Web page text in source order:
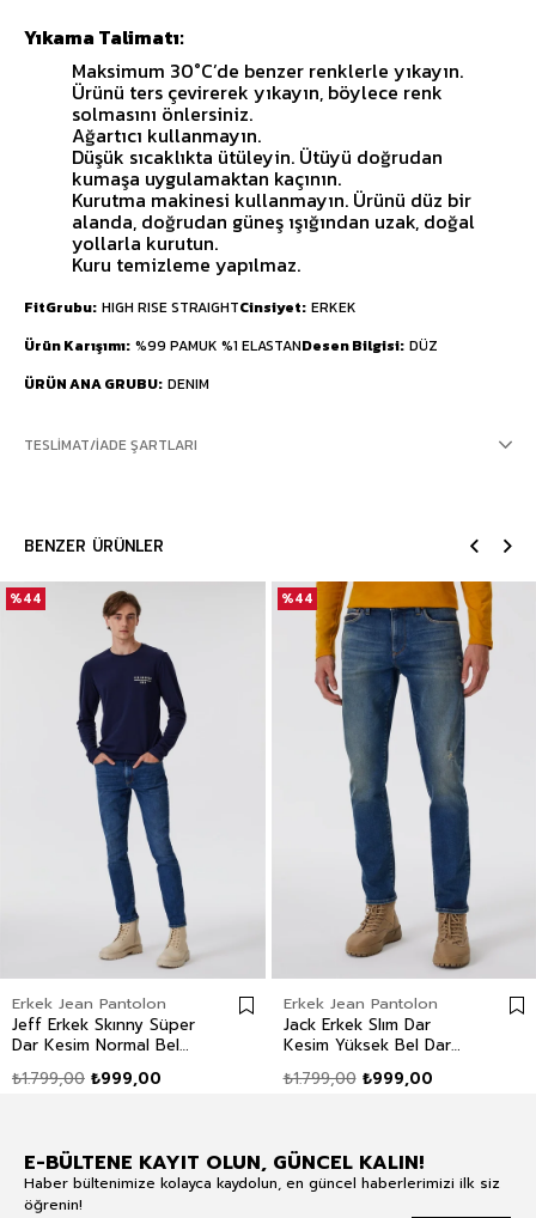
Yıkama Talimatı:
Maksimum 30°C’de benzer renklerle yıkayın.
Ürünü ters çevirerek yıkayın, böylece renk
solmasını önlersiniz.
Ağartıcı kullanmayın.
Düşük sıcaklıkta ütüleyin. Ütüyü doğrudan
kumaşa uygulamaktan kaçının.
Kurutma makinesi kullanmayın. Ürünü düz bir
alanda, doğrudan güneş ışığından uzak, doğal
yollarla kurutun.
Kuru temizleme yapılmaz.
FitGrubu HIGH RISE STRAIGHTCinsiyet ERKEK
Ürün Karışımı %99 PAMUK %1 ELASTANDesen Bilgisi DÜZ
ÜRÜN ANA GRUBU DENIM
TESLIMAT/İADE ŞARTLARI
BENZER ÜRÜNLER
Erkek Jean Pantolon
Jeff Erkek Skınny Süper
Dar Kesim Normal Bel
Mavi
₺999,00
₺1.799,00
%44
Erkek Jean Pantolon
Jack Erkek Slım Dar
Kesim Yüksek Bel Dar
₺999,00
₺1.799,00
%44
E-BÜLTENE KAYIT OLUN, GÜNCEL KALIN!
Haber bültenimize kolayca kaydolun, en güncel haberlerimizi ilk siz
öğrenin!